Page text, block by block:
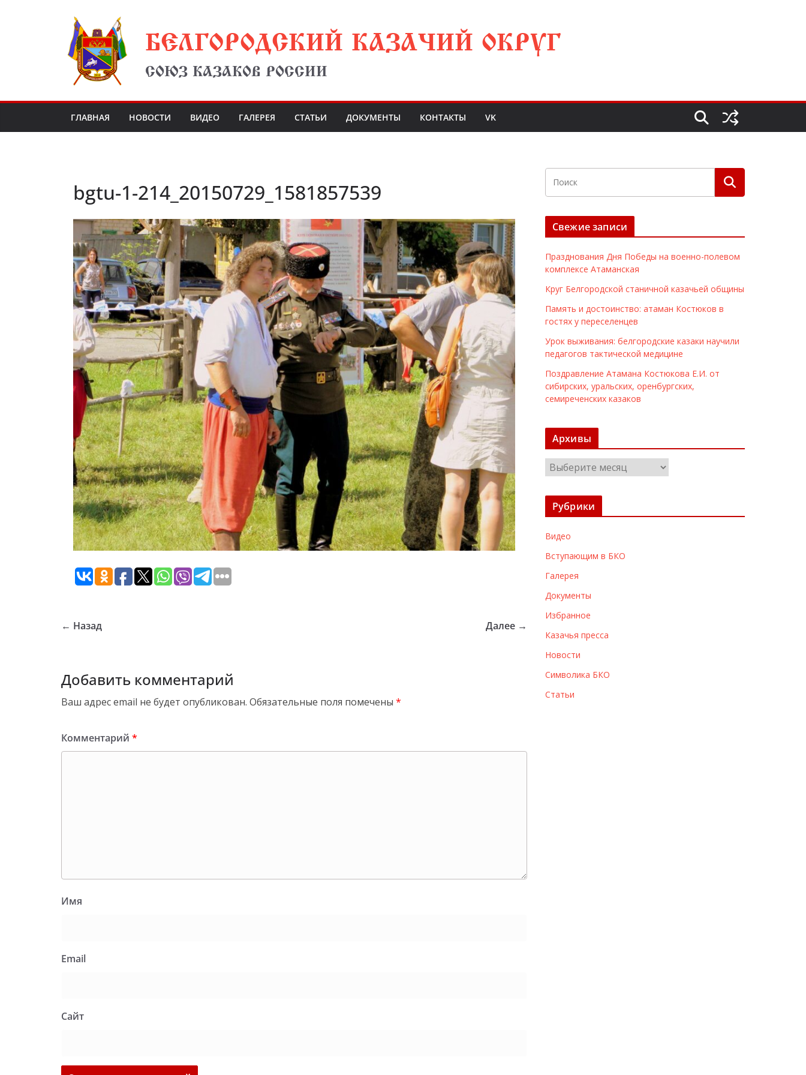
БЕЛГОРОДСКИЙ КАЗАЧИЙ ОКРУГ
СОЮЗ КАЗАКОВ РОССИИ
ГЛАВНАЯ НОВОСТИ ВИДЕО ГАЛЕРЕЯ СТАТЬИ ДОКУМЕНТЫ КОНТАКТЫ VK
bgtu-1-214_20150729_1581857539
← Назад Далее →
Добавить комментарий
Ваш адрес email не будет опубликован. Обязательные поля помечены *
Комментарий *
Имя
Email
Сайт
Свежие записи
Празднования Дня Победы на военно-полевом
комплексе Атаманская
Круг Белгородской станичной казачьей общины
Память и достоинство: атаман Костюков в
гостях у переселенцев
Урок выживания: белгородские казаки научили
педагогов тактической медицине
Поздравление Атамана Костюкова Е.И. от
сибирских, уральских, оренбургских,
семиреченских казаков
Архивы
р
х
ы
Рубрики
Видео
Вступающим в БКО
Галерея
Документы
Избранное
Казачья пресса
Новости
Символика БКО
Статьи